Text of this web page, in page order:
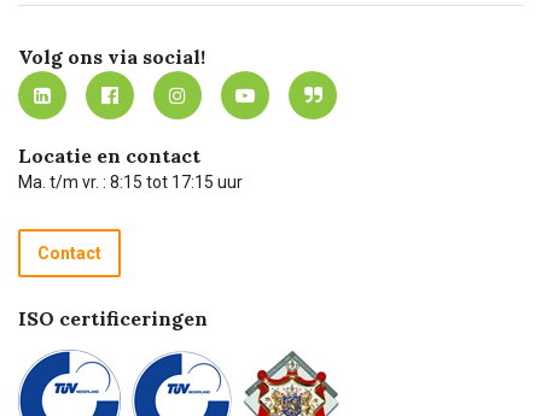
Certificering
Werken bij Carel Lurvink
MVO
Mijn Carel Lurvink
Mijn Carel Lurvink instructievideo's
Carel Lurvink App
Hulp op afstand
Technische dienst
Recycle programma
Betalen
Innovation LAB
Tevreden klanten
Carel Lurvink Blog
Carel de podcast
Volg ons via social!
Locatie en contact
Ma. t/m vr. : 8:15 tot 17:15 uur
Contact
ISO certificeringen